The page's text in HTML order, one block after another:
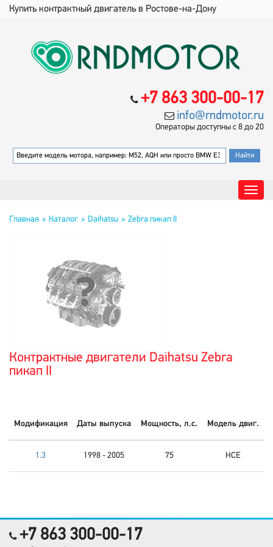
Купить контрактный двигатель в Ростове-на-Дону
+7 863 300-00-17
info@rndmotor.ru
Операторы доступны с 8 до 20
Главная Каталог Daihatsu Zebra пикап II
Контрактные двигатели Daihatsu Zebra
пикап II
Модификация Даты выпуска Мощность, л.с. Модель двиг.
1.3 1998 - 2005 75 HCE
+7 863 300-00-17